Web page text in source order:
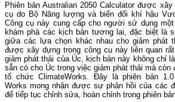
Phiên bản Australian 2050 Calculator được
cụ do Bộ Năng lượng và biến đổi khí hậu
Công cụ này cung cấp cho người sử dụng
khám phá các kịch bản tương lai, đặc biệt là
giữa các lựa chọn khác nhau cho giảm phát
được xây dựng trong công cụ này liên quan
giảm phát thải của Úc, kịch bản này không chỉ
sẵn có cho Úc trong việc giảm phát thải mà còn
tổ chức ClimateWorks. Đây là phiên bản 1.0
Works mong nhận được sự phản hồi của các
để tiếp tục chỉnh sửa, hoàn chỉnh trong phiên